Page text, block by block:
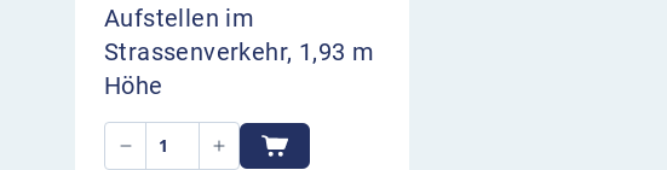
Aufstellen im
Strassenverkehr, 1,93 m
Höhe